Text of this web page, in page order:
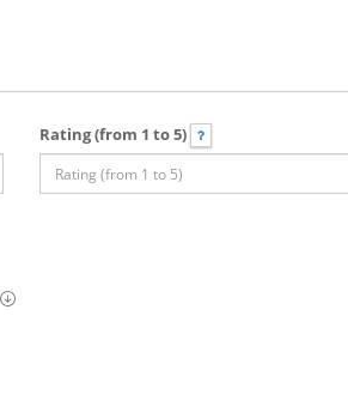
Rating (from 1 to 5)